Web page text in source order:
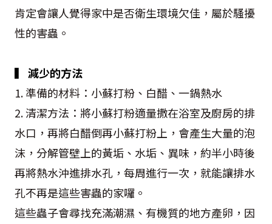
肯定會讓人覺得家中是否衛生環境欠佳，屬於騷擾
性的害蟲。
▍ 減少的方法
1. 準備的材料：小蘇打粉、白醋、一鍋熱水
2. 清潔方法：將小蘇打粉適量撒在浴室及廚房的排
水口，再將白醋倒再小蘇打粉上，會產生大量的泡
沫，分解管壁上的黃垢、水垢、異味，約半小時後
再將熱水沖進排水孔，每周進行一次，就能讓排水
孔不再是這些害蟲的家囉。
這些蟲子會尋找充滿潮濕、有機質的地方產卵，因